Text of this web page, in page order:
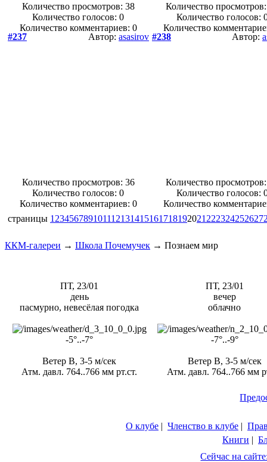
Количество просмотров: 38
Количество голосов:0
Количество комментариев: 0
Количество
Количество голосов:
Количество
#237
Автор: asasirov
Количество просмотров: 36
Количество голосов:0
Количество комментариев: 0
#238 Автор:
Количество
Количество голосов:
Количество
страницы 1 23456789101112131415161718192021 222324252627
ККМ-галереи → Школа Почемучек → Познаем мир
ПТ, 23/01
день
пасмурно, невесёлая погодка
-5°..-7°
Ветер В, 3-5 м/сек
Атм. давл. 764..766 мм рт.ст.
ПТ, 23/01
вечер
облачно
-7°..-9°
Ветер В, 3-5 м/сек
Атм. давл. 764..766 мм
О клубе | Членство в клубе |
Книги |
Сейчас на